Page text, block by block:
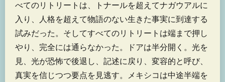
べてのリトリートは、トナールを超えてナガウアルに
入り、人格を超えて物語のない生きた事実に到達する
試みだった。そしてすべてのリトリートは端まで押し
やり、完全には通らなかった。ドアは半分開く。光を
見、光が恐怖で後退し、記述に戻り、変容的と呼び、
真実を信じつつ要点を見逃す。メキシコは中途半端を